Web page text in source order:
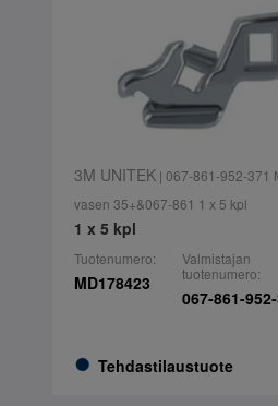
3M UNITEK| 067-861-952-371
vasen 35+&067-861 1 x 5 kpl
1 x 5 kpl
Tuotenumero:
MD178423
Tehdastilaustuote
Valmistajan
tuotenumero:
067-861-